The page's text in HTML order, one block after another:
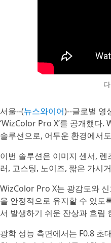
서울--(뉴스와이어)--글로벌 영
‘WizColor Pro X’를 공개했다
솔루션으로, 어두운 환경에서
이번 솔루션은 이미지 센서,
러, 고스팅, 노이즈, 짧은 가시
WizColor Pro X는 광감도와
을 안정적으로 유지할 수 있도
서 발생하기 쉬운 잔상과 흐림
광학 성능 측면에서는 F0.8 초